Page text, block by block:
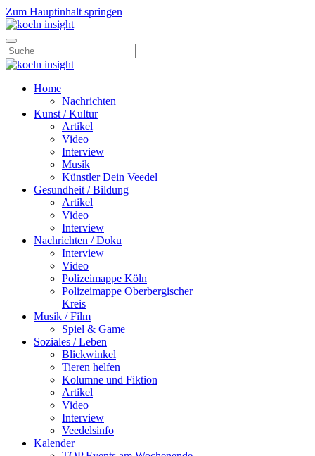
Zum Hauptinhalt springen
Home
Nachrichten
Kunst / Kultur
Artikel
Video
Interview
Musik
Künstler Dein Veedel
Gesundheit / Bildung
Artikel
Video
Interview
Nachrichten / Doku
Interview
Video
Polizeimappe Köln
Polizeimappe Oberbergischer
Kreis
Musik / Film
Spiel & Game
Soziales / Leben
Blickwinkel
Tieren helfen
Kolumne und Fiktion
Artikel
Video
Interview
Veedelsinfo
Kalender